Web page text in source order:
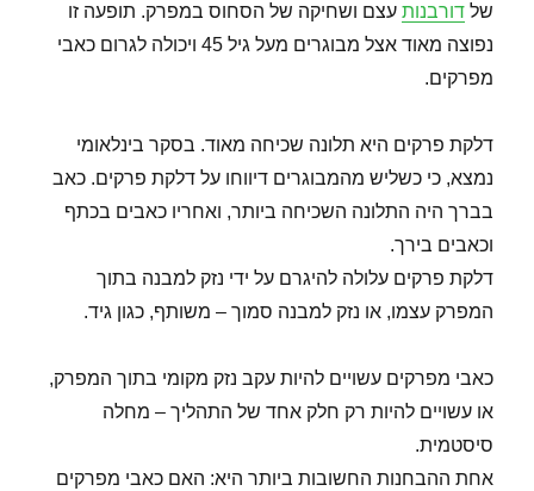
שלדורבנות עצם ושחיקה של הסחוס במפרק. תופעה זו
נפוצה מאוד אצל מבוגרים מעל גיל 45 ויכולה לגרום כאבי
מפרקים.
דלקת פרקים היא תלונה שכיחה מאוד. בסקר בינלאומי
נמצא, כי כשליש מהמבוגרים דיווחו על דלקת פרקים. כאב
בברך היה התלונה השכיחה ביותר, ואחריו כאבים בכתף
וכאבים בירך.
דלקת פרקים עלולה להיגרם על ידי נזק למבנה בתוך
המפרק עצמו, או נזק למבנה סמוך – משותף, כגון גיד.
כאבי מפרקים עשויים להיות עקב נזק מקומי בתוך המפרק,
או עשויים להיות רק חלק אחד של התהליך – מחלה
סיסטמית.
אחת ההבחנות החשובות ביותר היא: האם כאבי מפרקים